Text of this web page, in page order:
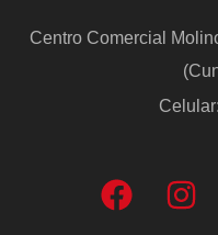
Centro Comercial